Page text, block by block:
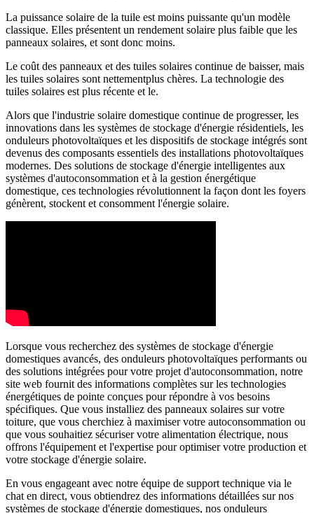
La puissance solaire de la tuile est moins puissante qu'un modèle
classique. Elles présentent un rendement solaire plus faible que les
panneaux solaires, et sont donc moins.
Le coût des panneaux et des tuiles solaires continue de baisser, mais
les tuiles solaires sont nettementplus chères. La technologie des
tuiles solaires est plus récente et le.
Alors que l'industrie solaire domestique continue de progresser, les
innovations dans les systèmes de stockage d'énergie résidentiels, les
onduleurs photovoltaïques et les dispositifs de stockage intégrés sont
devenus des composants essentiels des installations photovoltaïques
modernes. Des solutions de stockage d'énergie intelligentes aux
systèmes d'autoconsommation et à la gestion énergétique
domestique, ces technologies révolutionnent la façon dont les foyers
génèrent, stockent et consomment l'énergie solaire.
Lorsque vous recherchez des systèmes de stockage d'énergie
domestiques avancés, des onduleurs photovoltaïques performants ou
des solutions intégrées pour votre projet d'autoconsommation, notre
site web fournit des informations complètes sur les technologies
énergétiques de pointe conçues pour répondre à vos besoins
spécifiques. Que vous installiez des panneaux solaires sur votre
toiture, que vous cherchiez à maximiser votre autoconsommation ou
que vous souhaitiez sécuriser votre alimentation électrique, nous
offrons l'équipement et l'expertise pour optimiser votre production et
votre stockage d'énergie solaire.
En vous engageant avec notre équipe de support technique via le
chat en direct, vous obtiendrez des informations détaillées sur nos
systèmes de stockage d'énergie domestiques, nos onduleurs